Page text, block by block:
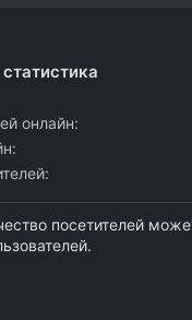
онлайн
посетителей